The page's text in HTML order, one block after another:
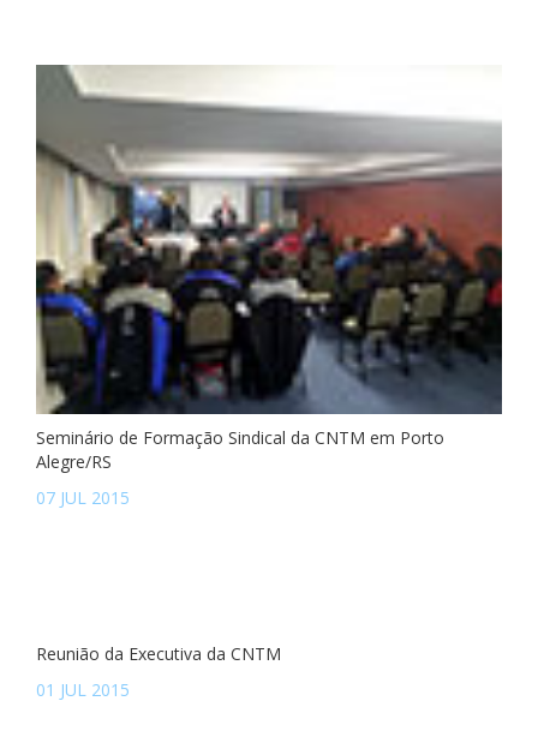
Seminário de Formação Sindical da CNTM em Porto
Alegre/RS
07 JUL 2015
Reunião da Executiva da CNTM
01 JUL 2015